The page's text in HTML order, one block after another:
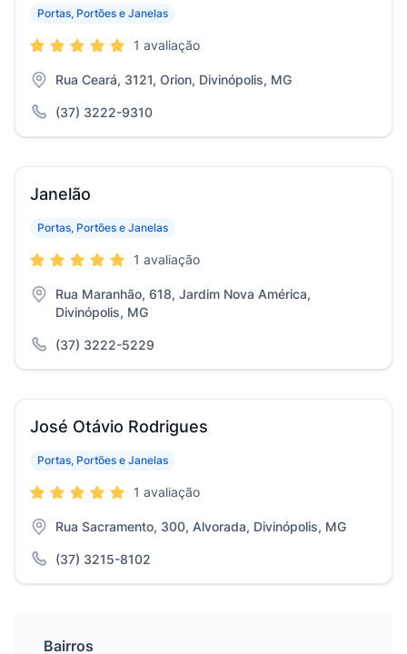
Portas, Portões e Janelas
1 avaliação
Rua Ceará, 3121, Orion, Divinópolis, MG
(37) 3222-9310
Janelão
Portas, Portões e Janelas
1 avaliação
Rua Maranhão, 618, Jardim Nova América,
Divinópolis, MG
(37) 3222-5229
José Otávio Rodrigues
Portas, Portões e Janelas
1 avaliação
Rua Sacramento, 300, Alvorada, Divinópolis, MG
(37) 3215-8102
Bairros